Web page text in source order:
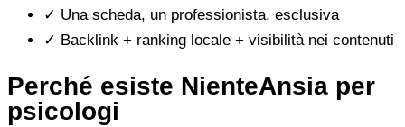
✓ Una scheda, un professionista, esclusiva
✓ Backlink + ranking locale + visibilità nei contenuti
Perché esiste NienteAnsia per
psicologi